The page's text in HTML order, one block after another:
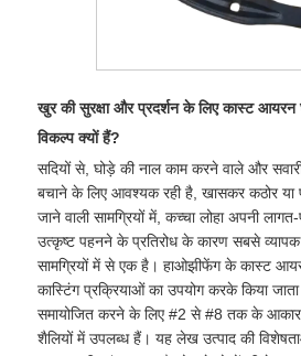
खुर की सुरक्षा और प्रदर्शन के लिए कास्ट आयरन
विकल्प क्यों हैं?
सदियों से, घोड़े की नाल काम करने वाले और
बचाने के लिए आवश्यक रही है, खासकर कठोर या
जाने वाली सामग्रियों में, कच्चा लोहा अपनी
उत्कृष्ट पहनने के प्रतिरोध के कारण सबसे
सामग्रियों में से एक है। हाओझीफेंग के कास्ट आयरन
कास्टिंग प्रक्रियाओं का उपयोग करके किया
समायोजित करने के लिए #2 से #8 तक के
शैलियों में उपलब्ध हैं। यह लेख उत्पाद की